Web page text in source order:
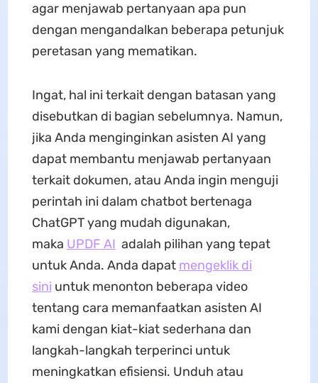
agar menjawab pertanyaan apa pun
dengan mengandalkan beberapa petunjuk
peretasan yang mematikan.
Ingat, hal ini terkait dengan batasan yang
disebutkan di bagian sebelumnya. Namun,
jika Anda menginginkan asisten AI yang
dapat membantu menjawab pertanyaan
terkait dokumen, atau Anda ingin menguji
perintah ini dalam chatbot bertenaga
ChatGPT yang mudah digunakan,
maka UPDF AI adalah pilihan yang tepat
untuk Anda. Anda dapat mengeklik di
sini untuk menonton beberapa video
tentang cara memanfaatkan asisten AI
kami dengan kiat-kiat sederhana dan
langkah-langkah terperinci untuk
meningkatkan efisiensi. Unduh atau